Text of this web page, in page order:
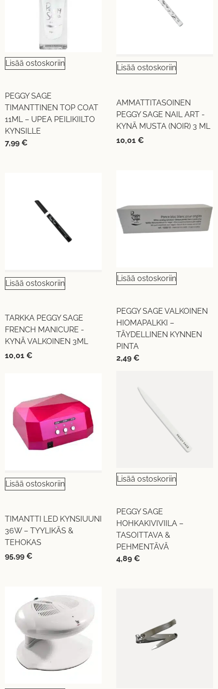
Lisää ostoskoriin
PEGGY SAGE
TIMANTTINEN TOP COAT
11ML – UPEA PEILIKIILTO
KYNSILLE
7,99 €
Lisää ostoskoriin
AMMATTITASOINEN
PEGGY SAGE NAIL ART -
KYNÄ MUSTA (NOIR) 3 ML
10,01 €
Lisää ostoskoriin
TARKKA PEGGY SAGE
FRENCH MANICURE -
KYNÄ VALKOINEN 3ML
10,01 €
Lisää ostoskoriin
PEGGY SAGE VALKOINEN
HIOMAPALKKI –
TÄYDELLINEN KYNNEN
PINTA
2,49 €
Lisää ostoskoriin
TIMANTTI LED KYNSIUUNI
36W – TYYLIKÄS &
TEHOKAS
95,99 €
Lisää ostoskoriin
PEGGY SAGE
HOHKAKIVIVIILA –
TASOITTAVA &
PEHMENTÄVÄ
4,89 €